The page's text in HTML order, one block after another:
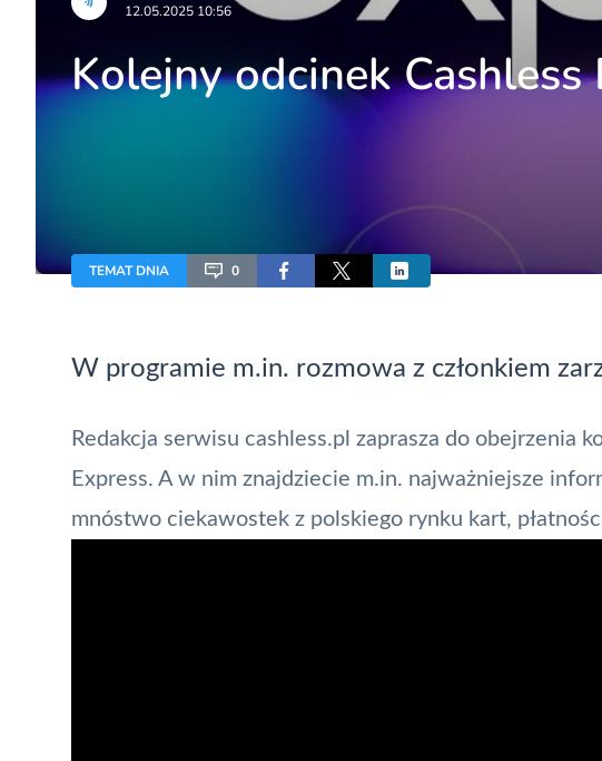
12.05.2025 10:56
Kolejny odcinek
TEMAT DNIA 0
W programie m.in. rozmowa z członkiem
Redakcja serwisu cashless.pl zaprasza do obejrzenia
Express. A w nim znajdziecie m.in. najważniejsze
mnóstwo ciekawostek z polskiego rynku kart,